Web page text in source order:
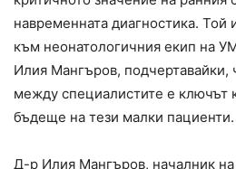
навременната диагностика. Той
към неонатологичния екип на
Илия Мангъров, подчертавайки,
между специалистите е ключът
бъдеще на тези малки пациенти.
Д-р Илия Мангъров, началник